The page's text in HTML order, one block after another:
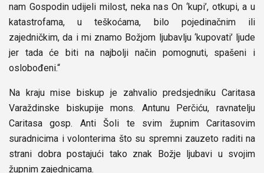
nam Gospodin udijeli milost, neka nas On ‘kupi’, otkupi, a u
katastrofama, u teškoćama, bilo pojedinačnim ili
zajedničkim, da i mi znamo Božjom ljubavlju ‘kupovati’ ljude
jer tada će biti na najbolji način pomognuti, spašeni i
oslobođeni.“
Na kraju mise biskup je zahvalio predsjedniku Caritasa
Varaždinske biskupije mons. Antunu Perčiću, ravnatelju
Caritasa gosp. Anti Šoli te svim župnim Caritasovim
suradnicima i volonterima što su spremni zauzeto raditi na
strani dobra postajući tako znak Božje ljubavi u svojim
župnim zajednicama.